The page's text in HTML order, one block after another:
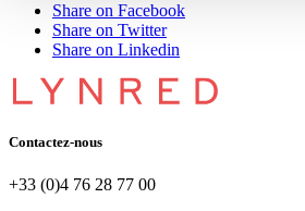
Share on Facebook
Share on Twitter
Share on Linkedin
Contactez-nous
+33 (0)4 76 28 77 00